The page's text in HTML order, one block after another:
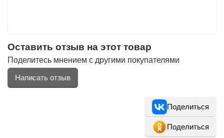
Оставить отзыв на этот товар
Поделитесь мнением с другими покупателями
Написать отзыв
Поделиться
Поделиться